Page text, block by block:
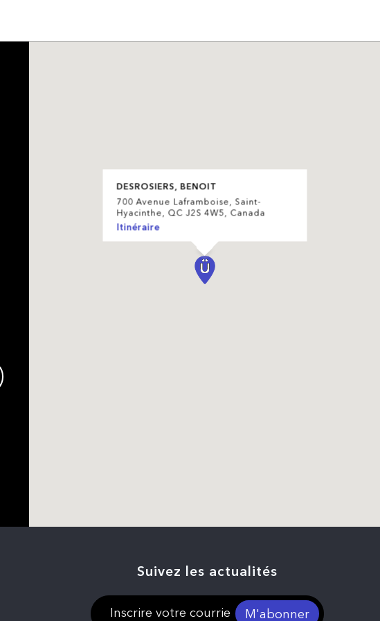
DESROSIERS, BENOIT
700 Avenue Laframboise, Saint-
Hyacinthe, QC J2S 4W5, Canada
Itinéraire
Suivez les actualités
M'abonner